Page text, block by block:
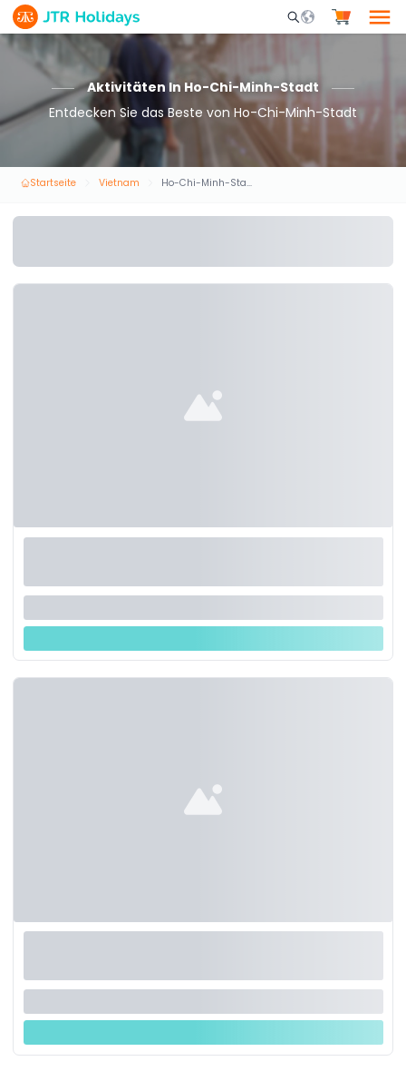
Mobile Search
Aktivitäten In Ho-Chi-Minh-Stadt
Entdecken Sie das Beste von Ho-Chi-Minh-Stadt
Startseite Vietnam Ho-Chi-Minh-Stadt